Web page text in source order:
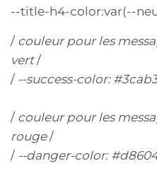
--title-h4-color:var(--
/ couleur pour les
vert/
/ --success-color:
/ couleur pour les
rouge/
/ --danger-color: